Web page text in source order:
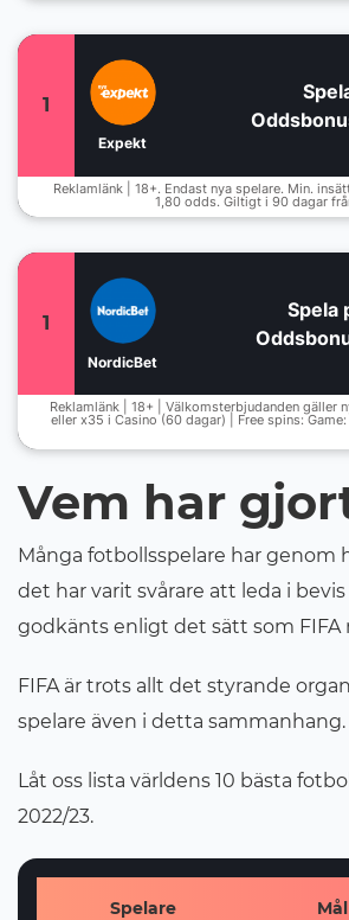
1
Expekt
Reklamlänk | 18+. Endast nya spelare. Min.
1,80 odds. Giltigt i 90 dagar
1
NordicBet
Spela
Reklamlänk | 18+ | Välkomsterbjudanden gäller
eller x35 i Casino (60 dagar) | Free spins:
Vem har
Många fotbollsspelare har genom
det har varit svårare att leda i
godkänts enligt det sätt som FIFA
FIFA är trots allt det styrande
spelare även i detta
Låt oss lista världens 10 bästa
2022/23.
Spelare Mål